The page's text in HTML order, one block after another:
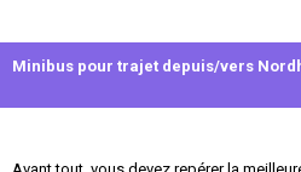
Minibus pour trajet depuis/vers